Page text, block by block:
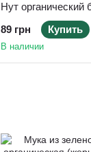
89 грн
Купить
В наличии